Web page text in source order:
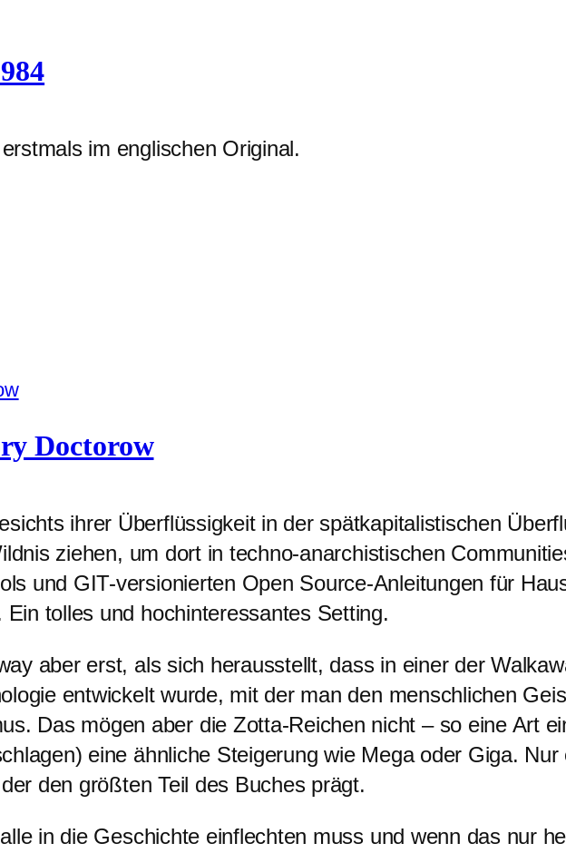
im englischen Original.
Doctorow
ihrer Überflüssigkeit in der spätkapitalistischen
ziehen, um dort in techno-anarchistischen
und GIT-versionierten Open Source-Anleitungen für
tolles und hochinteressantes Setting.
aber erst, als sich herausstellt, dass in einer der
entwickelt wurde, mit der man den menschlichen
Das mögen aber die Zotta-Reichen nicht – so eine Art
eine ähnliche Steigerung wie Mega oder Giga. Nur
den größten Teil des Buches prägt.
in die Geschichte einflechten muss und wenn das nur